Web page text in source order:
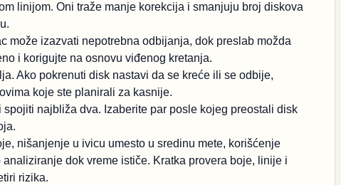
linijom. Oni traže manje korekcija i smanjuju broj diskova
može izazvati nepotrebna odbijanja, dok preslab možda
i korigujte na osnovu viđenog kretanja.
Ako pokrenuti disk nastavi da se kreće ili se odbije,
koje ste planirali za kasnije.
najbliža dva. Izaberite par posle kojeg preostali disk
nišanjenje u ivicu umesto u sredinu mete, korišćenje
dok vreme ističe. Kratka provera boje, linije i
rizika.